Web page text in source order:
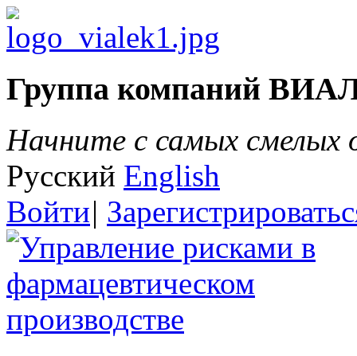
Группа компаний
Начните с самых
Русский English
Войти|